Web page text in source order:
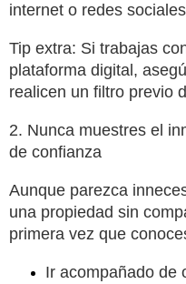
internet o redes
Tip extra: Si trabajas
plataforma digital,
realicen un filtro previo
2. Nunca muestres el
de confianza
Aunque parezca
una propiedad sin
primera vez que
Ir acompañado de